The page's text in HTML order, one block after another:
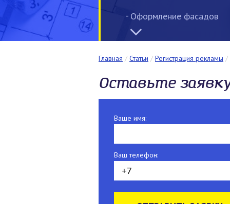
Оформление фасадов
Номерные таблички,
Широкоформатная
Световые вывески
Маркизы
Главная / Статьи / Регистрация рекламы /
Оставьте
Ваше имя:
Ваш телефон: